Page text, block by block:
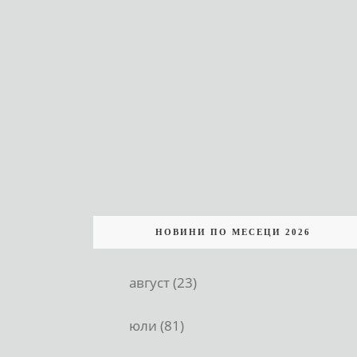
НОВИНИ ПО МЕСЕЦИ 2026
август (23)
юли (81)